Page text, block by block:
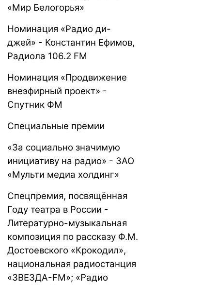
«Мир Белогорья»
Номинация «Радио ди-
джей» - Константин Ефимов,
Радиола 106.2 FM
Номинация «Продвижение
внеэфирный проект» -
Спутник ФМ
Специальные премии
«За социально значимую
инициативу на радио» - ЗАО
«Мульти медиа холдинг»
Спецпремия, посвящённая
Году театра в России -
Литературно-музыкальная
композиция по рассказу Ф.М.
Достоевского «Крокодил»,
национальная радиостанция
«ЗВЕЗДА-FM»; «Радио